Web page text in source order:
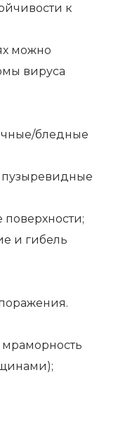
к
можно
вируса
бледные
и гибель
мраморность